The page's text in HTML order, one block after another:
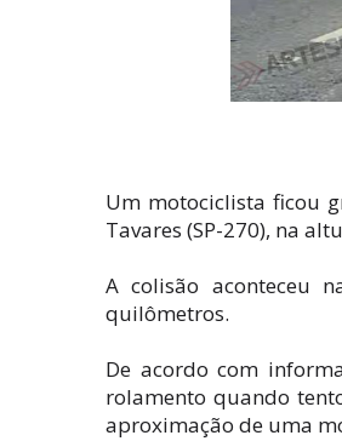
Um motociclista ficou
Tavares (SP-270), na
A colisão aconteceu
quilômetros.
De acordo com
rolamento quando
aproximação de uma